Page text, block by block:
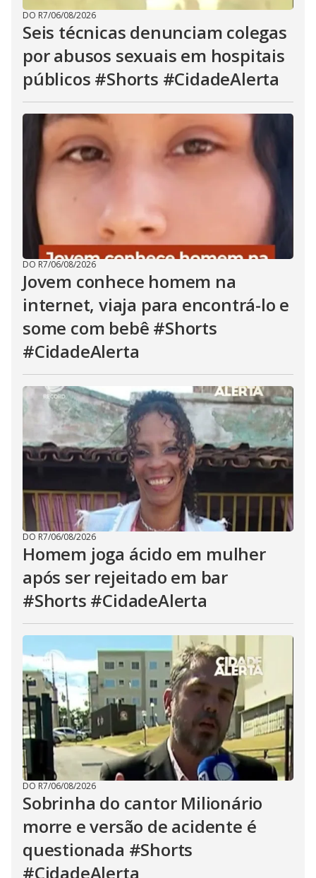
DO R7/06/08/2026
Seis técnicas denunciam colegas
por abusos sexuais em hospitais
públicos #Shorts #CidadeAlerta
DO R7/06/08/2026
Jovem conhece homem na
internet, viaja para encontrá-lo e
some com bebê #Shorts
#CidadeAlerta
DO R7/06/08/2026
Homem joga ácido em mulher
após ser rejeitado em bar
#Shorts #CidadeAlerta
DO R7/06/08/2026
Sobrinha do cantor Milionário
morre e versão de acidente é
questionada #Shorts
#CidadeAlerta